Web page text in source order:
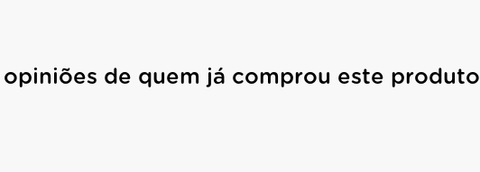
de quem já comprou este produto